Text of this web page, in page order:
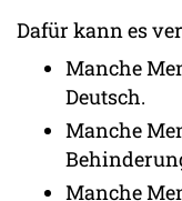
Dafür kann es
Manche
Deutsch.
Manche
Manche